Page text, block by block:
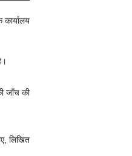
जाँच की
लिखित